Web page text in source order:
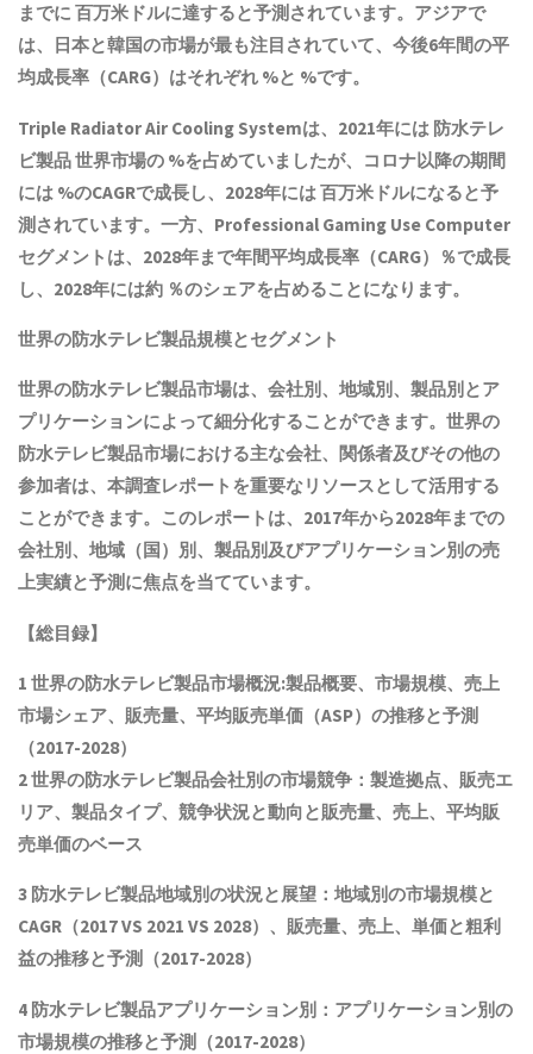
までに 百万米ドルに達すると予測されています。アジアで
は、日本と韓国の市場が最も注目されていて、今後6年間の平
均成長率（CARG）はそれぞれ %と %です。
Triple Radiator Air Cooling Systemは、2021年には 防水テレ
ビ製品世界市場の %を占めていましたが、コロナ以降の期間
には %のCAGRで成長し、2028年には 百万米ドルになると予
測されています。一方、Professional Gaming Use Computer
セグメントは、2028年まで年間平均成長率（CARG）％で成長
し、2028年には約 ％のシェアを占めることになります。
世界の防水テレビ製品規模とセグメント
世界の防水テレビ製品市場は、会社別、地域別、製品別とア
プリケーションによって細分化することができます。世界の
防水テレビ製品市場における主な会社、関係者及びその他の
参加者は、本調査レポートを重要なリソースとして活用する
ことができます。このレポートは、2017年から2028年までの
会社別、地域（国）別、製品別及びアプリケーション別の売
上実績と予測に焦点を当てています。
【総目録】
1 世界の防水テレビ製品市場概況:製品概要、市場規模、売上
市場シェア、販売量、平均販売単価（ASP）の推移と予測
（2017-2028）
2 世界の防水テレビ製品会社別の市場競争：製造拠点、販売エ
リア、製品タイプ、競争状況と動向と販売量、売上、平均販
売単価のベース
3 防水テレビ製品地域別の状況と展望：地域別の市場規模と
CAGR （2017 VS 2021 VS 2028）、販売量、売上、単価と粗利
益の推移と予測（2017-2028）
4 防水テレビ製品アプリケーション別：アプリケーション別の
市場規模の推移と予測（2017-2028）